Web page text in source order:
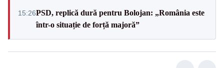
15:26PSD, replică dură pentru Bolojan: „România este
într-o situație de forță majoră”